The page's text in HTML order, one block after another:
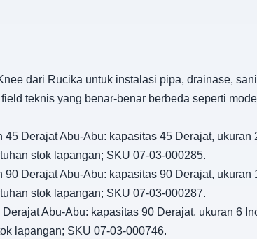
dari Rucika untuk instalasi pipa, drainase,
teknis yang benar-benar berbeda seperti
Derajat Abu-Abu: kapasitas 45 Derajat,
stok lapangan; SKU 07-03-000285.
Derajat Abu-Abu: kapasitas 90 Derajat,
stok lapangan; SKU 07-03-000287.
Abu-Abu: kapasitas 90 Derajat, ukuran 6
lapangan; SKU 07-03-000746.